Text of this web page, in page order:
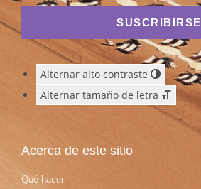
SUSCRIBIRSE
Alternar alto contraste
Alternar tamaño de letra
Acerca de este sitio
Qué hacer